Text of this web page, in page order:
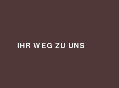
IHR WEG ZU UNS